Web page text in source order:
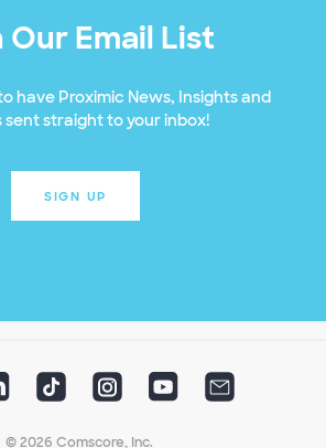
Our Email List
have Proximic News, Insights and
sent straight to your inbox!
SIGN UP
© 2026 Comscore, Inc.